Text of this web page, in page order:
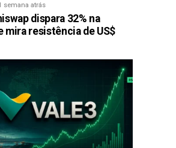
semana atrás
dispara 32% na
mira resistência de US$